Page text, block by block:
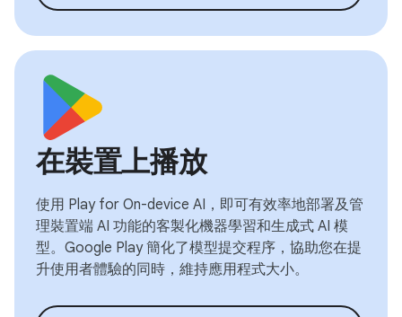
在裝置上播放
使用 Play for On-device AI，即可有效率地部署及管
理裝置端 AI 功能的客製化機器學習和生成式 AI 模
型。Google Play 簡化了模型提交程序，協助您在提
升使用者體驗的同時，維持應用程式大小。